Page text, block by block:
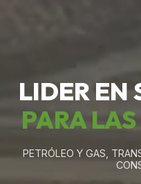
LIDER EN
PARA
PETRÓLEO Y GAS,